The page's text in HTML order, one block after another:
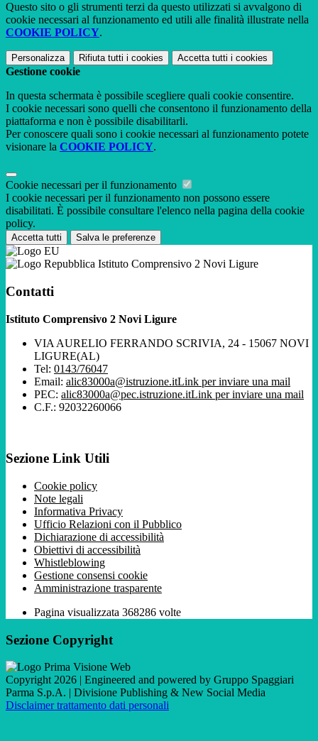
Questo sito o gli strumenti terzi da questo utilizzati si avvalgono di
cookie necessari al funzionamento ed utili alle finalità illustrate nella
COOKIE POLICY.
Personalizza Rifiuta tutti i cookies Accetta tutti i cookies
Gestione cookie
In questa schermata è possibile scegliere quali cookie consentire.
I cookie necessari sono quelli che consentono il funzionamento della
piattaforma e non è possibile disabilitarli.
Per conoscere quali sono i cookie necessari al funzionamento potete
visionare la COOKIE POLICY.
Cookie necessari per il funzionamento
I cookie necessari per il funzionamento non possono essere
disabilitati. È possibile consultare l'elenco nella pagina della cookie
policy.
Accetta tutti Salva le preferenze
Istituto Comprensivo 2 Novi Ligure
Contatti
Istituto Comprensivo 2 Novi Ligure
VIA AURELIO FERRANDO SCRIVIA, 24 - 15067 NOVI
LIGURE(AL)
Tel: 0143/76047
Email: alic83000a@istruzione.itLink per inviare una mail
PEC: alic83000a@pec.istruzione.itLink per inviare una mail
C.F.: 92032260066
Sezione Link Utili
Cookie policy
Note legali
Informativa Privacy
Ufficio Relazioni con il Pubblico
Dichiarazione di accessibilità
Obiettivi di accessibilità
Whistleblowing
Gestione consensi cookie
Amministrazione trasparente
Pagina visualizzata 368286 volte
Sezione Copyright
Copyright 2026 | Engineered and powered by Gruppo Spaggiari
Parma S.p.A. | Divisione Publishing & New Social Media
Disclaimer trattamento dati personali